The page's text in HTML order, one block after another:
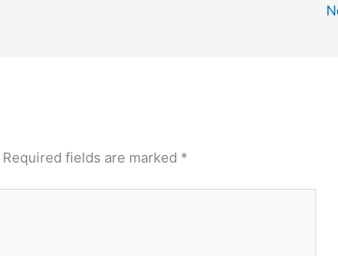
Required fields are marked *